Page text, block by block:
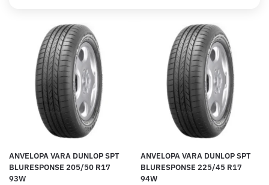
ANVELOPA VARA DUNLOP SPT
BLURESPONSE 205/50 R17
93W
ANVELOPA VARA DUNLOP SPT
BLURESPONSE 225/45 R17
94W